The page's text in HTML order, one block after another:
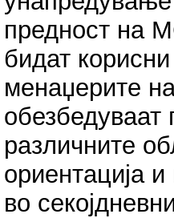
предност на
бидат
менаџерите
обезбедуваат
различните
ориентација
во